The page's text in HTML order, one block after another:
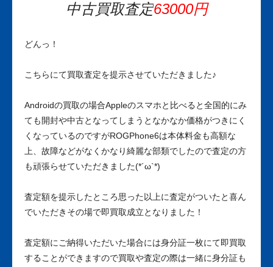
中古買取査定63000円
どんっ！
こちらにて買取査定を提示させていただきました♪
Androidの買取の場合Appleのスマホと比べると全国的にみ
ても開封や中古となってしまうとなかなか価格がつきにく
くなっているのですがROGPhone6は本体料金も高額な
上、故障などがなくかなり綺麗な部類でしたので査定の方
も頑張らせていただきました(*´ω`*)
査定額を提示したところ思った以上に査定がついたと喜ん
でいただきその場で即買取成立となりました！
査定額にご納得いただいた場合には身分証一枚にて即買取
することができますので買取や査定の際は一緒に身分証も